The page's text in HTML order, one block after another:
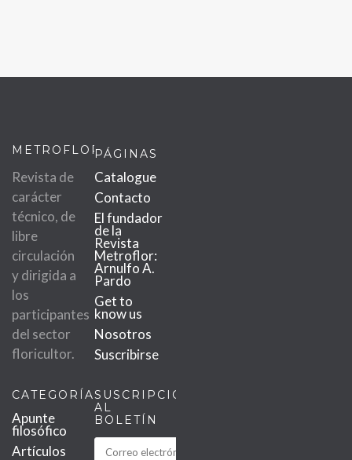
METROFLOR
Revista de
carácter
técnico, de
libre
circulación
y dirigida a
los
participantes
del sector
floricultor.
PÁGINAS
Catalogue
Contacto
El fundador
de la
Revista
Metroflor:
Arnulfo A.
Pardo
Get to
know us
Nosotros
Suscribirse
CATEGORÍAS
Apunte
filosófico
Artículos
SUSCRIPCIÓN
AL
BOLETÍN